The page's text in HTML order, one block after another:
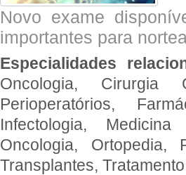
Novo exame
importantes para
Especialidades
Oncologia, Cirurgia
Perioperatórios,
Infectologia,
Oncologia, Ortopedia,
Transplantes,